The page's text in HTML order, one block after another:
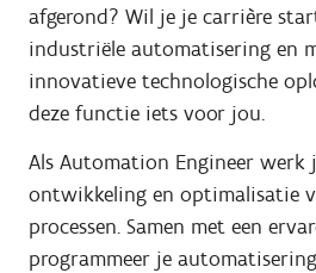
afgerond? Wil je je carrière
industriële automatisering en
innovatieve technologische
deze functie iets voor jou.
Als Automation Engineer werk
ontwikkeling en optimalisatie
processen. Samen met een
programmeer je